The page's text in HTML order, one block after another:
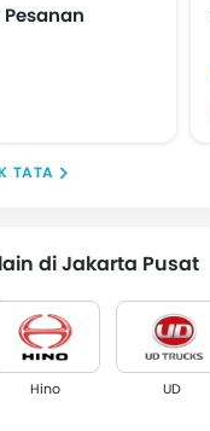
TATA
di Jakarta Pusat
Hino UD